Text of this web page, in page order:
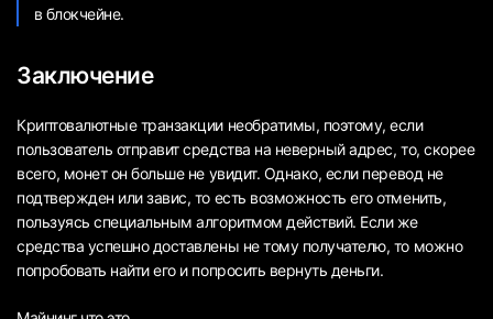
в блокчейне.
Заключение
Криптовалютные транзакции необратимы, поэтому, если
пользователь отправит средства на неверный адрес, то, скорее
всего, монет он больше не увидит. Однако, если перевод не
подтвержден или завис, то есть возможность его отменить,
пользуясь специальным алгоритмом действий. Если же
средства успешно доставлены не тому получателю, то можно
попробовать найти его и попросить вернуть деньги.